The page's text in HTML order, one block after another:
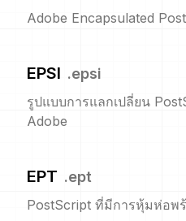
Adobe Encapsulated
EPSI .epsi
รูปแบบการแลกเปลี่ยน
Adobe
EPT .ept
PostScript ที่มีการหุ้มห่อพ